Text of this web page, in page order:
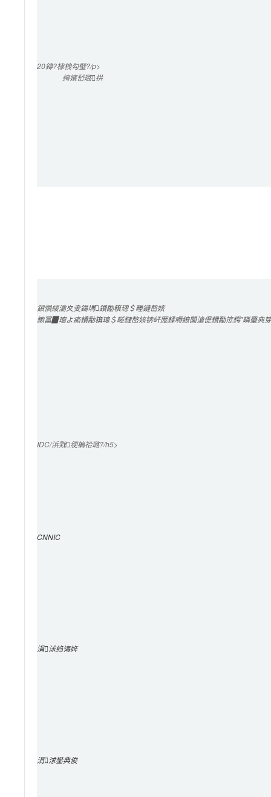
20鍏?棣栧勾璧?/p>
绔嬪嵆璐拱
鎻愪緵瀹夊叏鍚堣鐨勪簯璁＄畻鏈嶅姟
鏉冨▉璁よ瘉鐨勪簯璁＄畻鏈嶅姟锛屽厖鍒嗕繚闅滄偍鐨勪笟鍔″疄璺典
IDC/浜戣绠楄祫璐?/h5>
CNNIC
涓浗绉诲姩
涓浗鐢典俊